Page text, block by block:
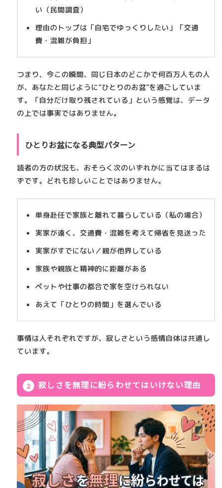
い（民間調査）
理由のトップは「自宅でゆっくりしたい」「交通
費・混雑が負担」
つまり、今この瞬間、同じ日本のどこかで何百万人もの人
が、あなたと同じように"ひとりのお盆"を過ごしていま
す。「自分だけ取り残されている」という感覚は、データ
の上では事実ではありません。
ひとりお盆になる典型パターン
読者の方の状況も、おそらく次のいずれかに当てはまるは
ずです。どれも珍しいことではありません。
単身赴任で家族と離れて暮らしている （私の場合）
実家が遠く、交通費・混雑を考えて帰省を見送った
実家がすでにない／親が他界している
家族や親族と精神的に距離がある
ペットや仕事の都合で家を空けられない
あえて「ひとりの時間」を選んでいる
事情は人それぞれですが、寂しさという感情自体は共通し
ています。
寂しさを無理に紛らわせてはいけない理由